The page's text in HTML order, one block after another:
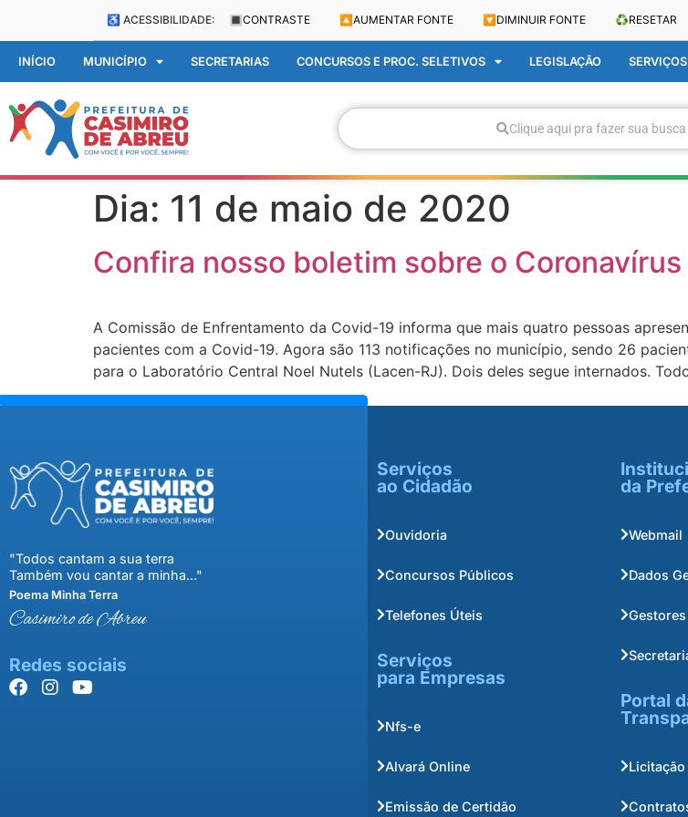
♿ ACESSIBILIDADE: 🔳 CONTRASTE 🔼 AUMENTAR FONTE 🔽 DIMINUIR FONTE ♻️RESETAR
INÍCIO MUNICÍPIO SECRETARIAS CONCURSOS E PROC. SELETIVOS LEGISLAÇÃO SERVIÇOS
Clique aqui pra fazer sua busca
Dia: 11 de maio de 2020
Confira nosso boletim sobre o Coronavírus
A Comissão de Enfrentamento da Covid-19 informa que mais quatro pessoas
pacientes com a Covid-19. Agora são 113 notificações no município, sendo 26
para o Laboratório Central Noel Nutels (Lacen-RJ). Dois deles segue internados.
"Todos cantam a sua terra
Também vou cantar a minha..."
Poema Minha Terra
Casimiro de Abreu
Redes sociais
Serviços
ao Cidadão
Ouvidoria
Concursos Públicos
Telefones Úteis
Serviços
para Empresas
Nfs-e
Alvará Online
Emissão de Certidão
da
Webmail
Dados
Gestores
Portal
Licitação